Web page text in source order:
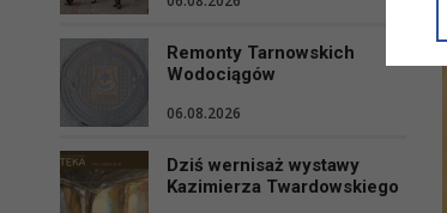
Remonty Tarnowskich
Wodociągów
06.08.2026
Dziś wernisaż wystawy
Kazimierza Twardowskiego